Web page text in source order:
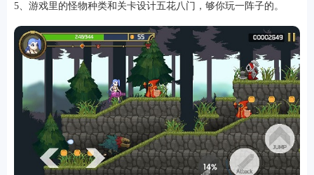
5、游戏里的怪物种类和关卡设计五花八门，够你玩一阵子的。